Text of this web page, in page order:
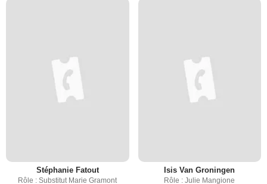
Stéphanie Fatout
Rôle : Substitut Marie Gramont
Isis Van Groningen
Rôle : Julie Mangione